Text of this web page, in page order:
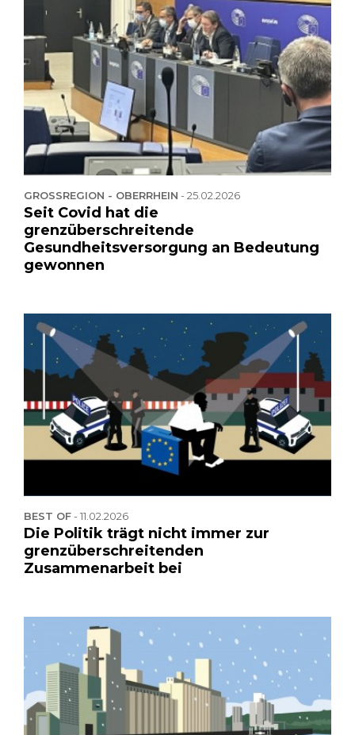
GROSSREGION - OBERRHEIN -25.02.2026
Seit Covid hat die
grenzüberschreitende
Gesundheitsversorgung an Bedeutung
gewonnen
BEST OF-11.02.2026
Die Politik trägt nicht immer zur
grenzüberschreitenden
Zusammenarbeit bei